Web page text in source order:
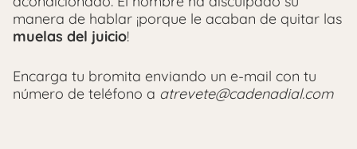
manera de hablar ¡porque le acaban de quitar las
muelas del juicio!
Encarga tu bromita enviando un e-mail con tu
número de teléfono a atrevete@cadenadial.com